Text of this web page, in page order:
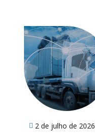
2 de julho de 2026